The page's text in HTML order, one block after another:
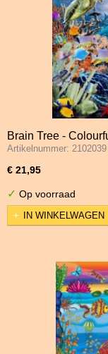
Brain Tree -
Artikelnummer:
€ 21,95
✓ Op voorraad
IN WINKELWAGEN